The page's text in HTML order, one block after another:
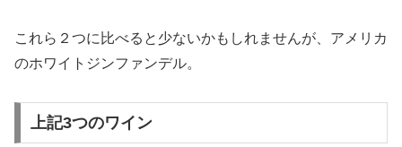
これら２つに比べると少ないかもしれませんが、アメリカ
のホワイトジンファンデル。
上記3つのワイン